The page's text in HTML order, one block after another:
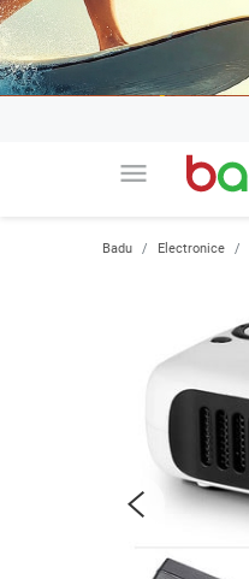
menu
Badu Electronice